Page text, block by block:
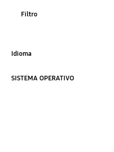
Filtro
Idioma
SISTEMA OPERATIVO